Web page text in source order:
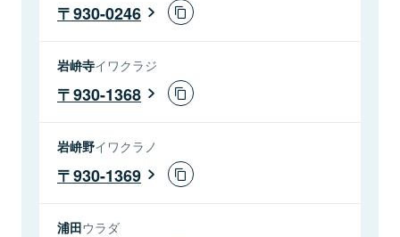
930-0246
岩峅寺イワクラジ
930-1368
岩峅野イワクラノ
930-1369
浦田ウラダ